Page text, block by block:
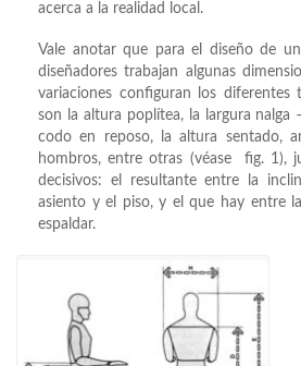
acerca a la realidad local.
Vale anotar que para el diseño de
diseñadores trabajan algunas
variaciones configuran los diferentes
son la altura poplítea, la largura nalga
codo en reposo, la altura sentado,
hombros, entre otras (véase fig. 1),
decisivos: el resultante entre la
asiento y el piso, y el que hay entre
espaldar.